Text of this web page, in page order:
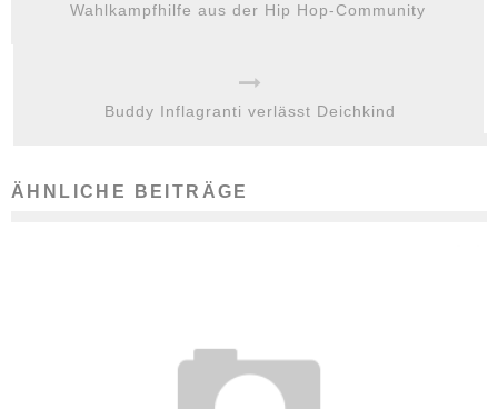
Wahlkampfhilfe aus der Hip Hop-Community
Buddy Inflagranti verlässt Deichkind
ÄHNLICHE BEITRÄGE